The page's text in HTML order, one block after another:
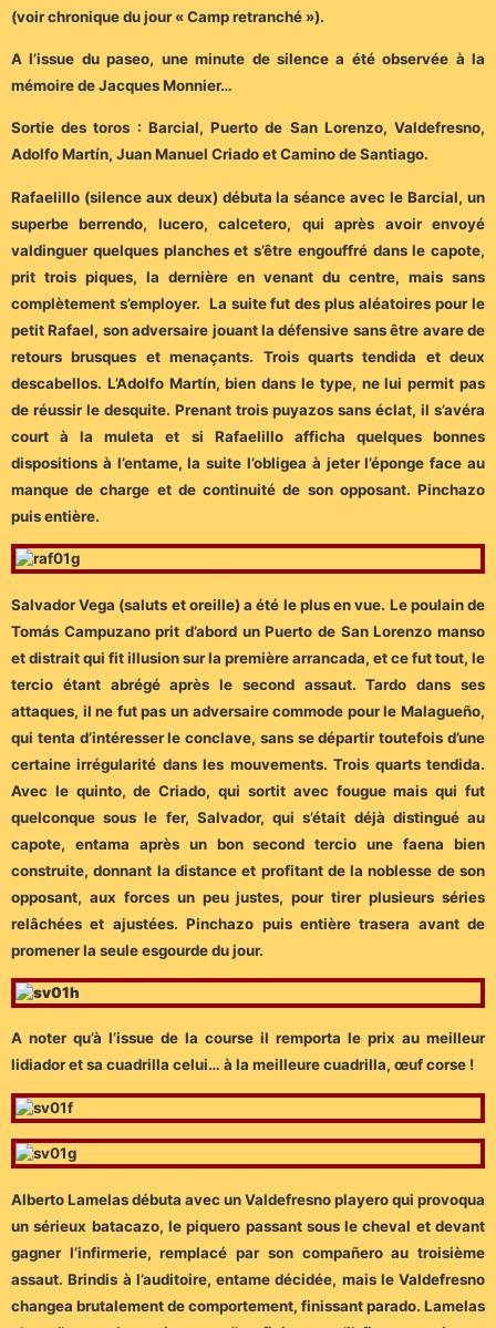
(voir chronique du jour « Camp retranché »).
A l’issue du paseo, une minute de silence a été observée à la
mémoire de Jacques Monnier…
Sortie des toros : Barcial, Puerto de San Lorenzo, Valdefresno,
Adolfo Martín, Juan Manuel Criado et Camino de Santiago.
Rafaelillo (silence aux deux) débuta la séance avec le Barcial, un
superbe berrendo, lucero, calcetero, qui après avoir envoyé
valdinguer quelques planches et s’être engouffré dans le capote,
prit trois piques, la dernière en venant du centre, mais sans
complètement s’employer. La suite fut des plus aléatoires pour le
petit Rafael, son adversaire jouant la défensive sans être avare de
retours brusques et menaçants. Trois quarts tendida et deux
descabellos. L’Adolfo Martín, bien dans le type, ne lui permit pas
de réussir le desquite. Prenant trois puyazos sans éclat, il s’avéra
court à la muleta et si Rafaelillo afficha quelques bonnes
dispositions à l’entame, la suite l’obligea à jeter l’éponge face au
manque de charge et de continuité de son opposant. Pinchazo
puis entière.
Salvador Vega (saluts et oreille) a été le plus en vue. Le poulain de
Tomás Campuzano prit d’abord un Puerto de San Lorenzo manso
et distrait qui fit illusion sur la première arrancada, et ce fut tout, le
tercio étant abrégé après le second assaut. Tardo dans ses
attaques, il ne fut pas un adversaire commode pour le Malagueño,
qui tenta d’intéresser le conclave, sans se départir toutefois d’une
certaine irrégularité dans les mouvements. Trois quarts tendida.
Avec le quinto, de Criado, qui sortit avec fougue mais qui fut
quelconque sous le fer, Salvador, qui s’était déjà distingué au
capote, entama après un bon second tercio une faena bien
construite, donnant la distance et profitant de la noblesse de son
opposant, aux forces un peu justes, pour tirer plusieurs séries
relâchées et ajustées. Pinchazo puis entière trasera avant de
promener la seule esgourde du jour.
A noter qu’à l’issue de la course il remporta le prix au meilleur
lidiador et sa cuadrilla celui… à la meilleure cuadrilla, œuf corse !
Alberto Lamelas débuta avec un Valdefresno playero qui provoqua
un sérieux batacazo, le piquero passant sous le cheval et devant
gagner l’infirmerie, remplacé par son compañero au troisième
assaut. Brindis à l’auditoire, entame décidée, mais le Valdefresno
changea brutalement de comportement, finissant parado. Lamelas